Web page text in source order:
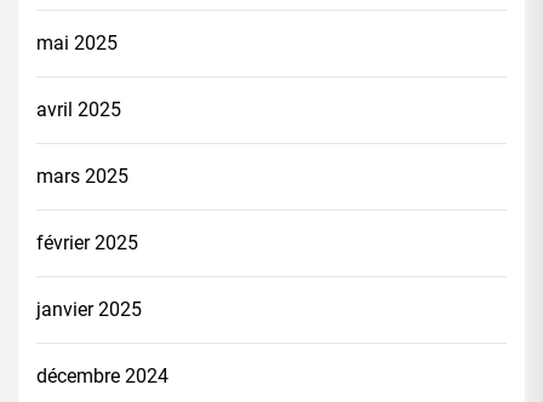
mai 2025
avril 2025
mars 2025
février 2025
janvier 2025
décembre 2024